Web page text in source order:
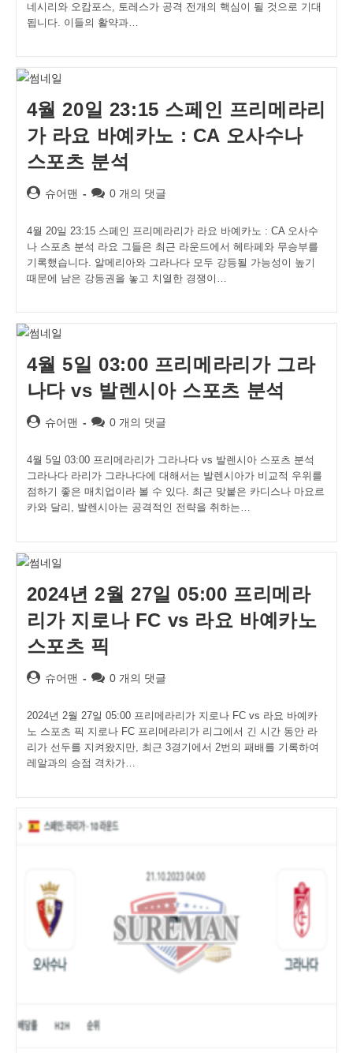
네시리와 오캄포스, 토레스가 공격 전개의 핵심이 될 것으로 기대
됩니다. 이들의 활약과…
4월 20일 23:15 스페인 프리메라리
가 라요 바예카노 : CA 오사수나
스포츠 분석
Post슈어맨
Post0 개의 댓글
4월 20일 23:15 스페인 프리메라리가 라요 바예카노 : CA 오사수
나 스포츠 분석 라요 그들은 최근 라운드에서 헤타페와 무승부를
기록했습니다. 알메리아와 그라나다 모두 강등될 가능성이 높기
때문에 남은 강등권을 놓고 치열한 경쟁이…
4월 5일 03:00 프리메라리가 그라
나다 vs 발렌시아 스포츠 분석
Post슈어맨
Post0 개의 댓글
4월 5일 03:00 프리메라리가 그라나다 vs 발렌시아 스포츠 분석
그라나다 라리가 그라나다에 대해서는 발렌시아가 비교적 우위를
점하기 좋은 매치업이라 볼 수 있다. 최근 맞붙은 카디스나 마요르
카와 달리, 발렌시아는 공격적인 전략을 취하는…
2024년 2월 27일 05:00 프리메라
리가 지로나 FC vs 라요 바예카노
스포츠 픽
Post슈어맨
Post0 개의 댓글
2024년 2월 27일 05:00 프리메라리가 지로나 FC vs 라요 바예카
노 스포츠 픽 지로나 FC 프리메라리가 리그에서 긴 시간 동안 라
리가 선두를 지켜왔지만, 최근 3경기에서 2번의 패배를 기록하여
레알과의 승점 격차가…